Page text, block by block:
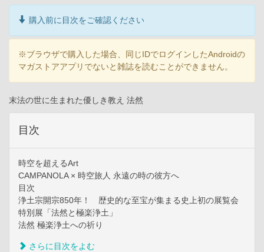
購入前に目次をご確認ください
※ブラウザで購入した場合、同じIDでログインしたAndroidの
マガストアアプリでないと雑誌を読むことができません。
末法の世に生まれた優しき教え 法然
目次
時空を超えるArt
CAMPANOLA × 時空旅人 永遠の時の彼方へ
目次
浄土宗開宗850年！ 歴史的な至宝が集まる史上初の展覧会
特別展「法然と極楽浄土」
法然 極楽浄土への祈り
さらに目次をよむ